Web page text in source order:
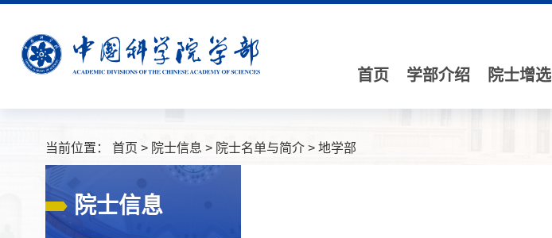
首页 学部介绍 院士增选
当前位置： 首页 > 院士信息 > 院士名单与简介 > 地学部
院士信息